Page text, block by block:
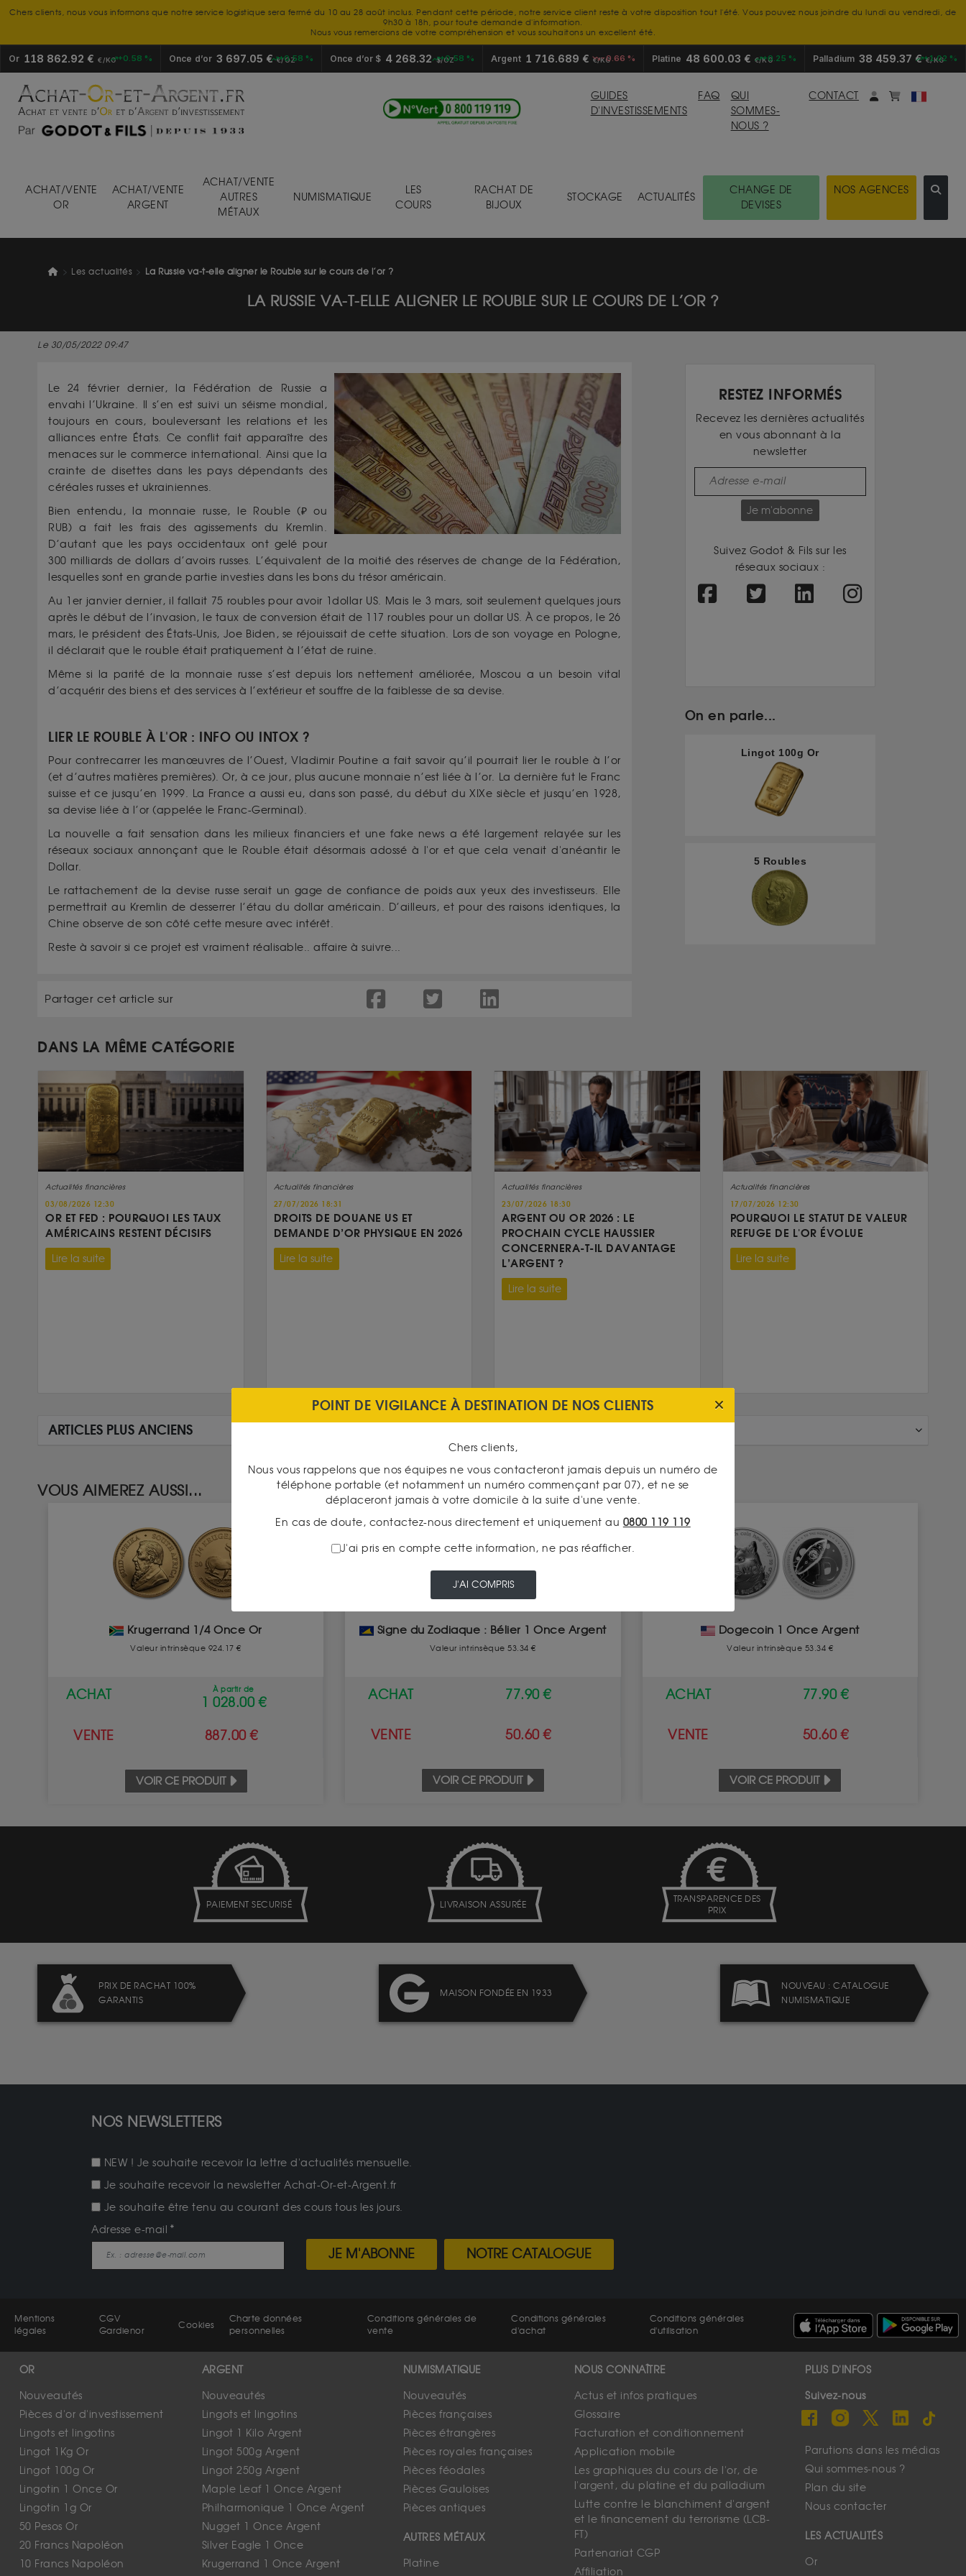
Chers clients, nous vous informons que notre service logistique sera fermé du 10 au 28 août inclus. Pendant cette période, notre service client reste à votre disposition tout l'été. Vous pouvez nous joindre du lundi au vendredi, de
9h30 à 18h, pour toute demande d'information.
Nous vous remercions de votre compréhension et vous souhaitons un excellent été.
Or 118 862.92 € €/KG +0.58 % Once d’or 3 697.05 €€/OZ
+0.58 % Once d’or $ 4 268.32$/OZ
+0.58 % Argent 1 716.689 € €/KG-0.66 % Platine 48 600.03 € €/KG+0.25 % Palladium 38 459.37 €€/KG
+1.02 %
GUIDES
D'INVESTISSEMENTS
FAQ
QUI
SOMMES-
NOUS ?
CONTACT Mon compte
monpanier
ACHAT/VENTE
OR
ACHAT/VENTE
ARGENT
ACHAT/VENTE
AUTRES
MÉTAUX
NUMISMATIQUE
LES
COURS
RACHAT DE
BIJOUX
STOCKAGE ACTUALITÉS
CHANGE DE
DEVISES
NOS AGENCES
Les actualités La Russie va-t-elle aligner le Rouble sur le cours de l’or ?
LA RUSSIE VA-T-ELLE ALIGNER LE ROUBLE SUR LE COURS DE L’OR ?
Le 30/05/2022 09:47
Le 24 février dernier, la Fédération de Russie a
envahi l’Ukraine. Il s’en est suivi un séisme mondial,
toujours en cours, bouleversant les relations et les
alliances entre États. Ce conflit fait apparaître des
menaces sur le commerce international. Ainsi que la
crainte de disettes dans les pays dépendants des
céréales russes et ukrainiennes.
Bien entendu, la monnaie russe, le Rouble (₽ ou
RUB) a fait les frais des agissements du Kremlin.
D’autant que les pays occidentaux ont gelé pour
300 milliards de dollars d’avoirs russes. L’équivalent de la moitié des réserves de change de la Fédération,
lesquelles sont en grande partie investies dans les bons du trésor américain.
Au 1er janvier dernier, il fallait 75 roubles pour avoir 1dollar US. Mais le 3 mars, soit seulement quelques jours
après le début de l’invasion, le taux de conversion était de 117 roubles pour un dollar US. À ce propos, le 26
mars, le président des États-Unis, Joe Biden, se réjouissait de cette situation. Lors de son voyage en Pologne,
il déclarait que le rouble était pratiquement à l’état de ruine.
Même si la parité de la monnaie russe s’est depuis lors nettement améliorée, Moscou a un besoin vital
d’acquérir des biens et des services à l’extérieur et souffre de la faiblesse de sa devise.
LIER LE ROUBLE À L'OR : INFO OU INTOX ?
Pour contrecarrer les manœuvres de l’Ouest, Vladimir Poutine a fait savoir qu’il pourrait lier le rouble à l’or
(et d’autres matières premières). Or, à ce jour, plus aucune monnaie n’est liée à l’or. La dernière fut le Franc
suisse et ce jusqu’en 1999. La France a aussi eu, dans son passé, du début du XIXe siècle et jusqu’en 1928,
sa devise liée à l’or (appelée le Franc-Germinal).
La nouvelle a fait sensation dans les milieux financiers et une fake news a été largement relayée sur les
réseaux sociaux annonçant que le Rouble était désormais adossé à l'or et que cela venait d'anéantir le
Dollar.
Le rattachement de la devise russe serait un gage de confiance de poids aux yeux des investisseurs. Elle
permettrait au Kremlin de desserrer l’étau du dollar américain. D’ailleurs, et pour des raisons identiques, la
Chine observe de son côté cette mesure avec intérêt.
Reste à savoir si ce projet est vraiment réalisable.. affaire à suivre...
Partager cet article sur
RESTEZ INFORMÉS
Recevez les dernières actualités
en vous abonnant à la
newsletter
Je m'abonne
Suivez Godot & Fils sur les
réseaux sociaux :
On en parle...
Lingot 100g Or
5 Roubles
DANS LA MÊME CATÉGORIE
Actualités financières
03/08/2026 12:30
OR ET FED : POURQUOI LES TAUX
AMÉRICAINS RESTENT DÉCISIFS
Lire la suite
Actualités financières
27/07/2026 18:31
DROITS DE DOUANE US ET
DEMANDE D’OR PHYSIQUE EN 2026
Lire la suite
Actualités financières
23/07/2026 18:30
ARGENT OU OR 2026 : LE
PROCHAIN CYCLE HAUSSIER
CONCERNERA-T-IL DAVANTAGE
L’ARGENT ?
Lire la suite
Actualités financières
17/07/2026 12:30
POURQUOI LE STATUT DE VALEUR
REFUGE DE L'OR ÉVOLUE
Lire la suite
ARTICLES PLUS ANCIENS
VOUS AIMEREZ AUSSI...
Krugerrand 1/4 Once Or
Valeur intrinsèque 924.17 €
ACHAT À partir de
1 028.00 €
VENTE 887.00 €
VOIR CE PRODUIT
INDISPONIBLE
Signe du Zodiaque : Bélier 1 Once Argent
Valeur intrinsèque 53.34 €
ACHAT 77.90 €
VENTE 50.60 €
VOIR CE PRODUIT
COUP DE COEUR
Dogecoin 1 Once Argent
Valeur intrinsèque 53.34 €
ACHAT 77.90 €
VENTE 50.60 €
VOIR CE PRODUIT
PAIEMENT SECURISÉ LIVRAISON ASSURÉE
TRANSPARENCE DES
PRIX
PRIX DE RACHAT 100%
GARANTIS
MAISON FONDÉE EN 1933
NOUVEAU : CATALOGUE
NUMISMATIQUE
NOS NEWSLETTERS
NEW ! Je souhaite recevoir la lettre d'actualités mensuelle.
Je souhaite recevoir la newsletter Achat-Or-et-Argent.fr
Je souhaite être tenu au courant des cours tous les jours.
Adresse e-mail
JE M'ABONNE NOTRE CATALOGUE
Mentions
légales
CGV
Gardienor
Cookies
Charte données
personnelles
Conditions générales de
vente
Conditions générales
d'achat
Conditions générales
d'utilisation
OR
Nouveautés
Pièces d'or d'investissement
Lingots et lingotins
Lingot 1Kg Or
Lingot 100g Or
Lingotin 1 Once Or
Lingotin 1g Or
50 Pesos Or
20 Francs Napoléon
10 Francs Napoléon
ARGENT
Nouveautés
Lingots et lingotins
Lingot 1 Kilo Argent
Lingot 500g Argent
Lingot 250g Argent
Maple Leaf 1 Once Argent
Philharmonique 1 Once Argent
Nugget 1 Once Argent
Silver Eagle 1 Once
Krugerrand 1 Once Argent
NUMISMATIQUE
Nouveautés
Pièces françaises
Pièces étrangères
Pièces royales françaises
Pièces féodales
Pièces Gauloises
Pièces antiques
AUTRES MÉTAUX
Platine
NOUS CONNAÎTRE
Actus et infos pratiques
Glossaire
Facturation et conditionnement
Application mobile
Les graphiques du cours de l'or, de
l'argent, du platine et du palladium
Lutte contre le blanchiment d'argent
et le financement du terrorisme (LCB-
FT)
Partenariat CGP
Affiliation
PLUS D'INFOS
Suivez-nous
Parutions dans les médias
Qui sommes-nous ?
Plan du site
Nous contacter
LES ACTUALITÉS
Or
POINT DE VIGILANCE À DESTINATION DE NOS CLIENTS
Chers clients,
Nous vous rappelons que nos équipes ne vous contacteront jamais depuis un numéro de
téléphone portable (et notamment un numéro commençant par 07), et ne se
déplaceront jamais à votre domicile à la suite d'une vente.
En cas de doute, contactez-nous directement et uniquement au 0800 119 119
J'ai pris en compte cette information, ne pas réafficher.
J'AI COMPRIS